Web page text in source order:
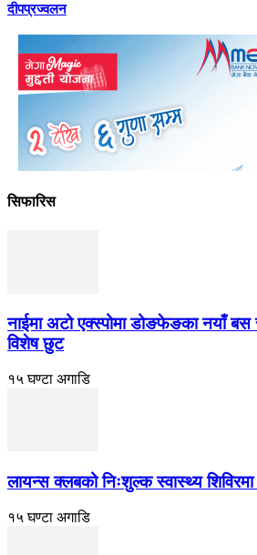
दीपप्रज्वलन
सिफारिस
नाईमा अटो एक्स्पोमा डोङफेङका नयाँ बस
विशेष छुट
१५ घण्टा अगाडि
लायन्स क्लबको निःशुल्क स्वास्थ्य
१५ घण्टा अगाडि